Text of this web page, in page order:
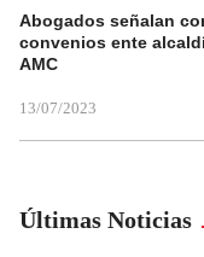
Abogados señalan
convenios ente
AMC
13/07/2023
Últimas Noticias